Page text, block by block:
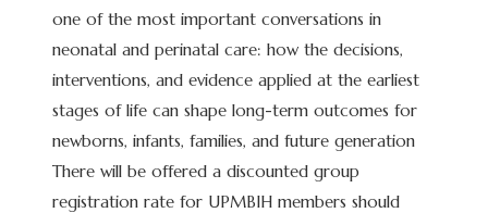
one of the most important conversations in
neonatal and perinatal care: how the decisions,
interventions, and evidence applied at the earliest
stages of life can shape long-term outcomes for
newborns, infants, families, and future generation
There will be offered a discounted group
registration rate for UPMBIH members should